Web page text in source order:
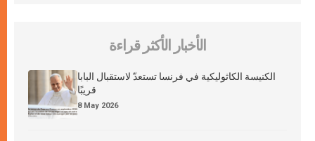
الأخبار الأكثر قراءة
الكنيسة الكاثوليكية في فرنسا تستعدّ لاستقبال البابا
قريبًا
8 May 2026